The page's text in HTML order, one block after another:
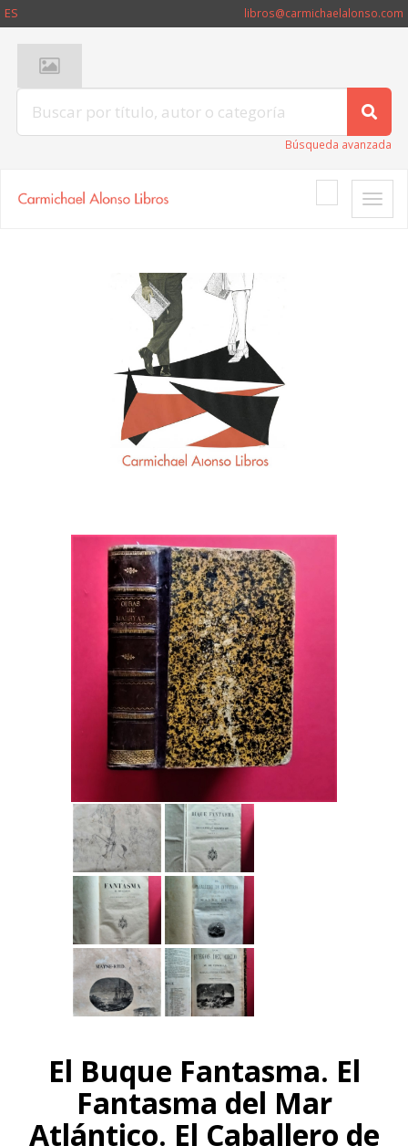
ES libros@carmichaelalonso.com
Búsqueda avanzada
Toggle
El Buque Fantasma. El
Fantasma del Mar
Atlántico. El Caballero de